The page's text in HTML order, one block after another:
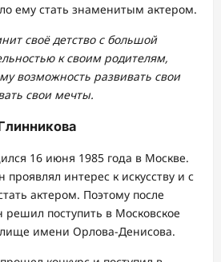
ему стать знаменитым актером.
своё детство с большой
к своим родителям,
возможность развивать свои
свои мечты.
16 июня 1985 года в Москве.
проявлял интерес к искусству и с
актером. Поэтому после
поступить в Московское
имени Орлова-Денисова.